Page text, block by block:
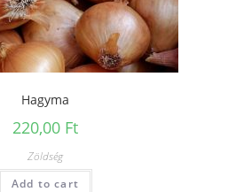
Hagyma
220,00 Ft
Zöldség
Add to cart